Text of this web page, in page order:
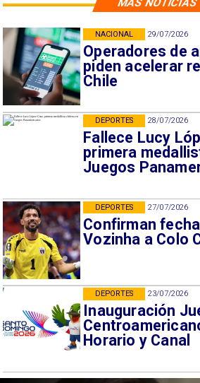
MÁS NOTICIAS
29/07/2026
Operadores de
piden acelerar
Chile
NACIONAL
28/07/2026
Fallece Lucy
primera
Juegos
DEPORTES
27/07/2026
Confirman
Vozinha a Colo
DEPORTES
23/07/2026
Inauguración
Horario y Canal
DEPORTES